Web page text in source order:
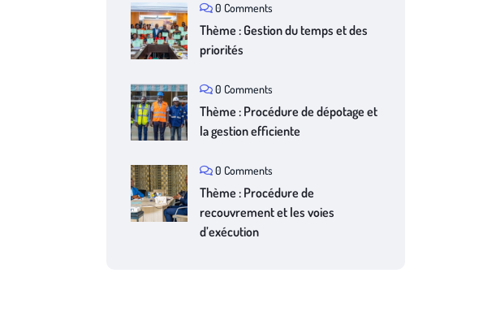
0 Comments
Thème : Gestion du temps et des
priorités
0 Comments
Thème : Procédure de dépotage et
la gestion efficiente
0 Comments
Thème : Procédure de
recouvrement et les voies
d’exécution